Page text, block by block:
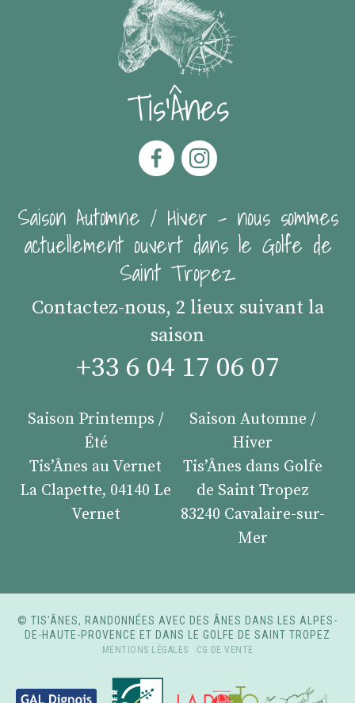
Tis'Ânes
Saison Automne / Hiver - nous sommes
actuellement ouvert dans le Golfe de
Saint Tropez
Contactez-nous, 2 lieux suivant la
saison
+33 6 04 17 06 07
Saison Printemps /
Été
Tis’Ânes au Vernet
La Clapette, 04140 Le
Vernet
Saison Automne /
Hiver
Tis’Ânes dans Golfe
de Saint Tropez
83240 Cavalaire-sur-
Mer
© TIS’ÂNES, RANDONNÉES AVEC DES ÂNES DANS LES ALPES-
DE-HAUTE-PROVENCE ET DANS LE GOLFE DE SAINT TROPEZ
MENTIONS LÉGALES - CG DE VENTE